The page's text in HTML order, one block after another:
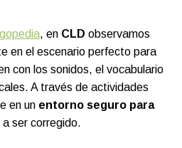
, en CLD observamos
en el escenario perfecto para
con los sonidos, el vocabulario
A través de actividades
en un entorno seguro para
a ser corregido.